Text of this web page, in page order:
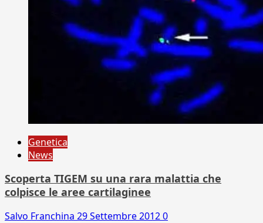
Genetica
News
Scoperta TIGEM su una rara malattia che
colpisce le aree cartilaginee
Salvo Franchina 29 Settembre 20120